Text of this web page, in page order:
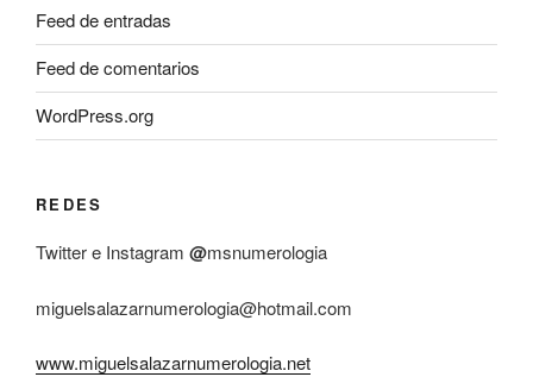
Feed de entradas
Feed de comentarios
WordPress.org
REDES
Twitter e Instagram @msnumerologia
miguelsalazarnumerologia@hotmail.com
www.miguelsalazarnumerologia.net